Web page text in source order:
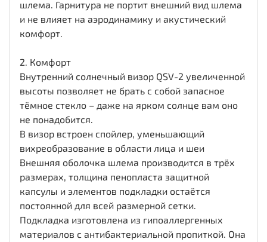
шлема. Гарнитура не портит внешний вид шлема
и не влияет на аэродинамику и акустический
комфорт.
2. Комфорт
Внутренний солнечный визор QSV-2 увеличенной
высоты позволяет не брать с собой запасное
тёмное стекло – даже на ярком солнце вам оно
не понадобится.
В визор встроен спойлер, уменьшающий
вихреобразование в области лица и шеи
Внешняя оболочка шлема производится в трёх
размерах, толщина пенопласта защитной
капсулы и элементов подкладки остаётся
постоянной для всей размерной сетки.
Подкладка изготовлена из гипоаллергенных
материалов с антибактериальной пропиткой. Она